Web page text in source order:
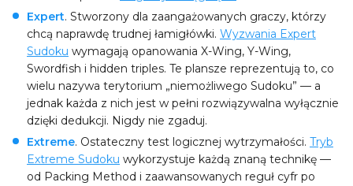
Expert. Stworzony dla zaangażowanych graczy, którzy
chcą naprawdę trudnej łamigłówki. Wyzwania Expert
Sudoku wymagają opanowania X-Wing, Y-Wing,
Swordfish i hidden triples. Te plansze reprezentują to, co
wielu nazywa terytorium „niemożliwego Sudoku” — a
jednak każda z nich jest w pełni rozwiązywalna wyłącznie
dzięki dedukcji. Nigdy nie zgaduj.
Extreme. Ostateczny test logicznej wytrzymałości. Tryb
Extreme Sudoku wykorzystuje każdą znaną technikę —
od Packing Method i zaawansowanych reguł cyfr po